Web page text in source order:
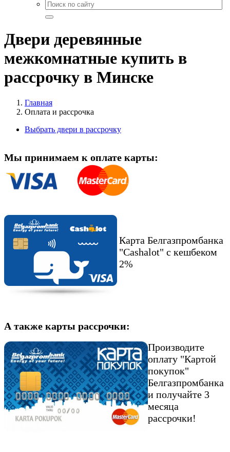
Двери деревянные
межкомнатные купить в
рассрочку в Минске
Главная
Оплата и рассрочка
Выбрать двери в рассрочку
Мы принимаем к оплате карты:
Карта Белгазпромбанка
"Cashalot" с кешбеком
2%
А также карты рассрочки:
Производите
оплату "Картой
покупок"
Белгазпромбанка
и получайте 3
месяца
рассрочки!